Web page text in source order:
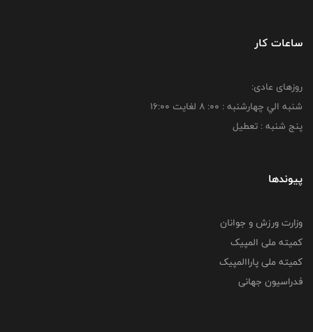
ساعات کار
روزهای عادی:
شنبه الي چهارشنبه : 00: 8 لغايت 16:00
پنج شنبه : تعطیل
پیوندها
وزارت ورزش و جوانان
کمیته ملی المپیک
کمیته ملی پاراالمپیک
فدراسیون جهانی